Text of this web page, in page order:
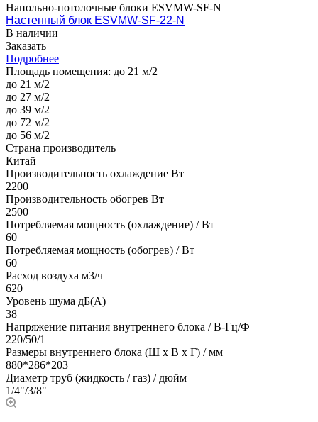
Напольно-потолочные блоки ESVMW-SF-N
Настенный блок ESVMW-SF-22-N
В наличии
Заказать
Подробнее
Площадь помещения: до 21 м/2
до 21 м/2
до 27 м/2
до 39 м/2
до 72 м/2
до 56 м/2
Страна производитель
Китай
Производительность охлаждение Вт
2200
Производительность обогрев Вт
2500
Потребляемая мощность (охлаждение) / Вт
60
Потребляемая мощность (обогрев) / Вт
60
Расход воздуха м3/ч
620
Уровень шума дБ(А)
38
Напряжение питания внутреннего блока / В-Гц/Ф
220/50/1
Размеры внутреннего блока (Ш х В х Г) / мм
880*286*203
Диаметр труб (жидкость / газ) / дюйм
1/4"/3/8"